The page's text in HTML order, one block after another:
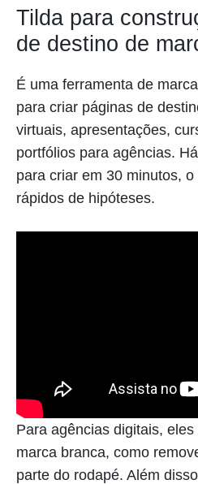
Tilda para
de destino de
É uma ferramenta de
para criar páginas de
virtuais, apresentações,
portfólios para agências.
para criar em 30 minutos,
rápidos de hipóteses.
Para agências digitais,
marca branca, como
parte do rodapé. Além